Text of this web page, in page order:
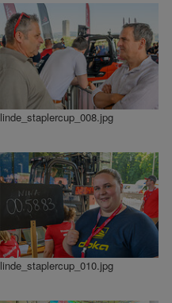
linde_staplercup_008.jpg
linde_staplercup_010.jpg